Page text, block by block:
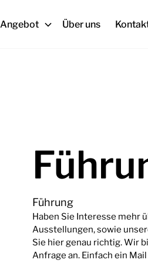
Angebot Über uns
Führung
Haben Sie Interesse mehr
Ausstellungen, sowie
Sie hier genau richtig. Wir
Anfrage an. Einfach ein